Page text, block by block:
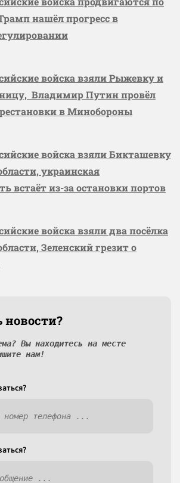
нашёл прогресс в
войска взяли Рыжевку и
Владимир Путин провёл
в Минобороны
войска взяли Бикташевку
украинская
встаёт из-за остановки портов
войска взяли два посёлка
Зеленский грезит о
новости?
Вы находитесь на месте
нам!